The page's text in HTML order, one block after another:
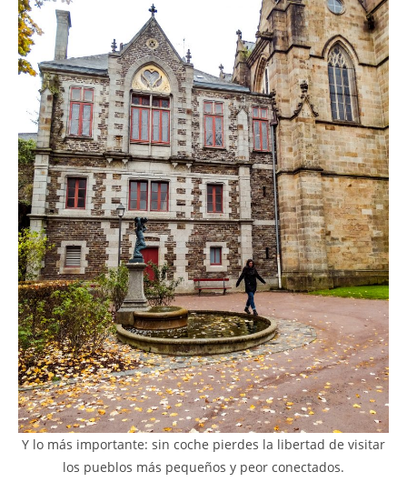
Y lo más importante: sin coche pierdes la libertad de visitar
los pueblos más pequeños y peor conectados.